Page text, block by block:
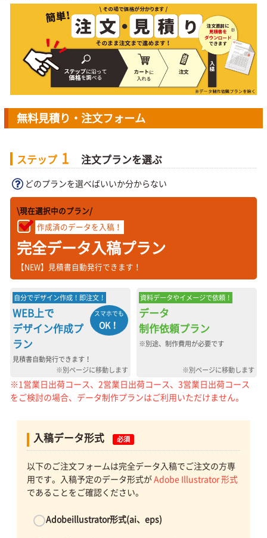
無料見積り・注文フォーム
ステップ 1 注文プランを選ぶ
どのプランを選べばいいか分からない
\現在選択中のプラン/
作成済のデータを入稿！
完全データ入稿プラン
【NEW】見積書自動発行できます！
自分でデザイン作成！即注文！
スマホでも
OK！
WEB上で
デザイン作成プ
ラン
見積書自動発行できます！
※別ページに移動します
資料データやイメージで依頼！
データ
制作依頼プラン
※別途、制作費用が必要です
※別ページに移動します
※1営業日出荷コース、2営業日出荷コース、3営業日出荷コース
をご検討の場合、データ制作プランはご利用いただけません。
入稿データ形式 必須
以下のご注文フォームは完全データ入稿でご注文の方専
用です。入稿予定のデータ形式がAdobe Illustrator 形式
であることをご確認ください。
Adobeillustrator形式(ai、eps)